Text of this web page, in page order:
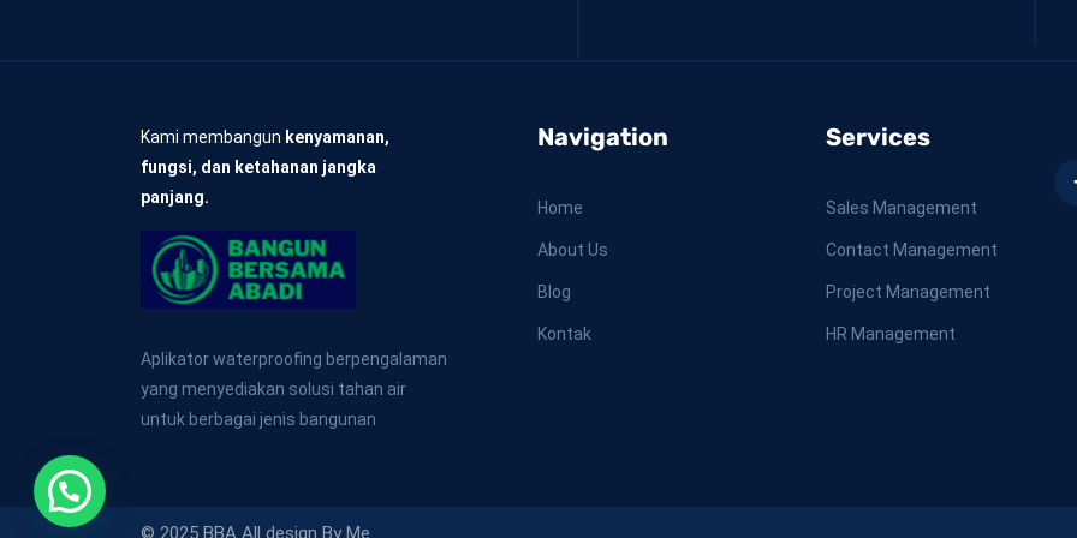
Kami membangun kenyamanan,
fungsi, dan ketahanan jangka
panjang.
Aplikator waterproofing berpengalaman
yang menyediakan solusi tahan air
untuk berbagai jenis bangunan
Navigation
Home
About Us
Blog
Kontak
Services
Sales Management
Contact Management
Project Management
HR Management
© 2025 BBA All design By Me.